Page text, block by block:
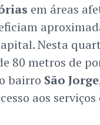
em áreas
Nesta
80 metros de
bairro São Jorge
aos serviços